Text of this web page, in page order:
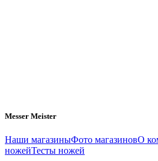
Messer Meister
Наши магазиныФото магазиновО
ножейТесты ножей